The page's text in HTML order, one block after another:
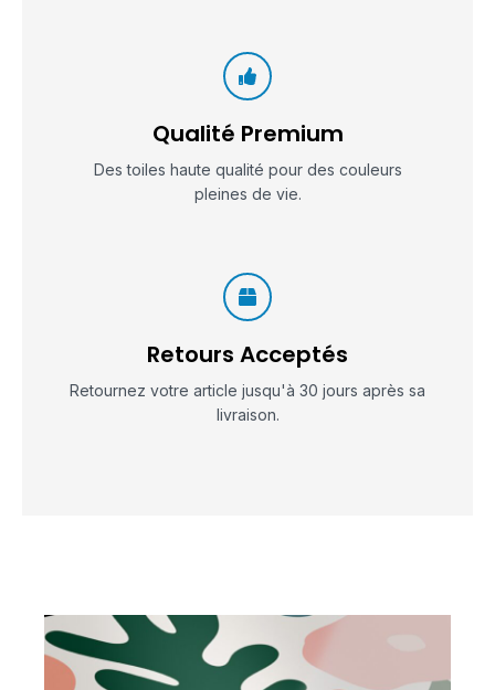
Qualité Premium
Des toiles haute qualité pour des couleurs
pleines de vie.
Retours Acceptés
Retournez votre article jusqu'à 30 jours après sa
livraison.